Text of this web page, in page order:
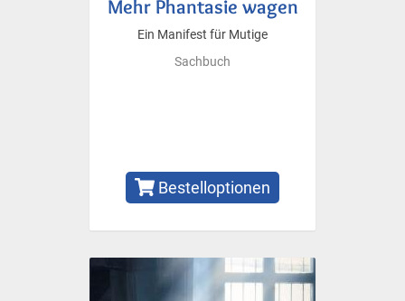
Mehr Phantasie wagen
Ein Manifest für Mutige
Sachbuch
Bestelloptionen